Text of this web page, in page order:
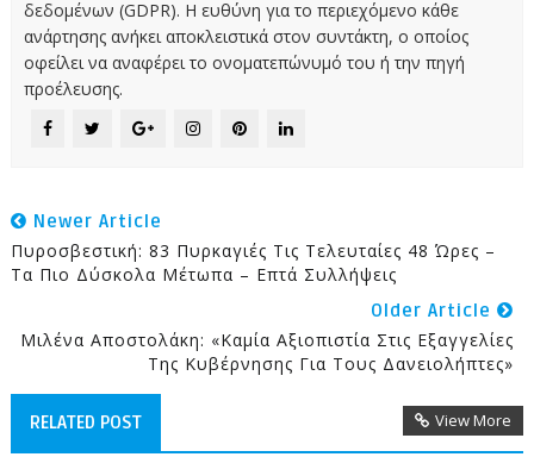
δεδομένων (GDPR). Η ευθύνη για το περιεχόμενο κάθε
ανάρτησης ανήκει αποκλειστικά στον συντάκτη, ο οποίος
οφείλει να αναφέρει το ονοματεπώνυμό του ή την πηγή
προέλευσης.
Newer Article
Πυροσβεστική: 83 Πυρκαγιές Τις Τελευταίες 48 Ώρες –
Τα Πιο Δύσκολα Μέτωπα – Επτά Συλλήψεις
Older Article
Μιλένα Αποστολάκη: «Καμία Αξιοπιστία Στις Εξαγγελίες
Της Κυβέρνησης Για Τους Δανειολήπτες»
RELATED POST View More